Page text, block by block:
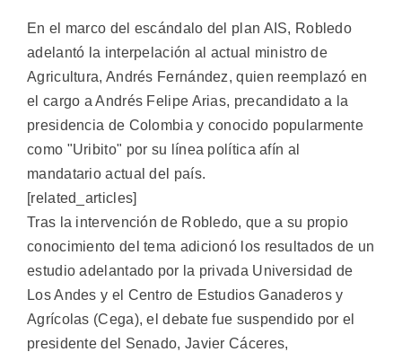
En el marco del escándalo del plan AIS, Robledo
adelantó la interpelación al actual ministro de
Agricultura, Andrés Fernández, quien reemplazó en
el cargo a Andrés Felipe Arias, precandidato a la
presidencia de Colombia y conocido popularmente
como "Uribito" por su línea política afín al
mandatario actual del país.
[related_articles]
Tras la intervención de Robledo, que a su propio
conocimiento del tema adicionó los resultados de un
estudio adelantado por la privada Universidad de
Los Andes y el Centro de Estudios Ganaderos y
Agrícolas (Cega), el debate fue suspendido por el
presidente del Senado, Javier Cáceres,